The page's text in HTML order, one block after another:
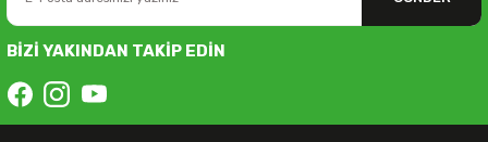
BİZİ YAKINDAN TAKİP EDİN